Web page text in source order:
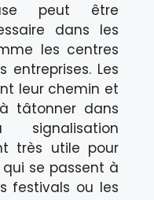
peut être
dans les
les centres
Les
leur chemin et
tâtonner dans
signalisation
très utile pour
se passent à
festivals ou les